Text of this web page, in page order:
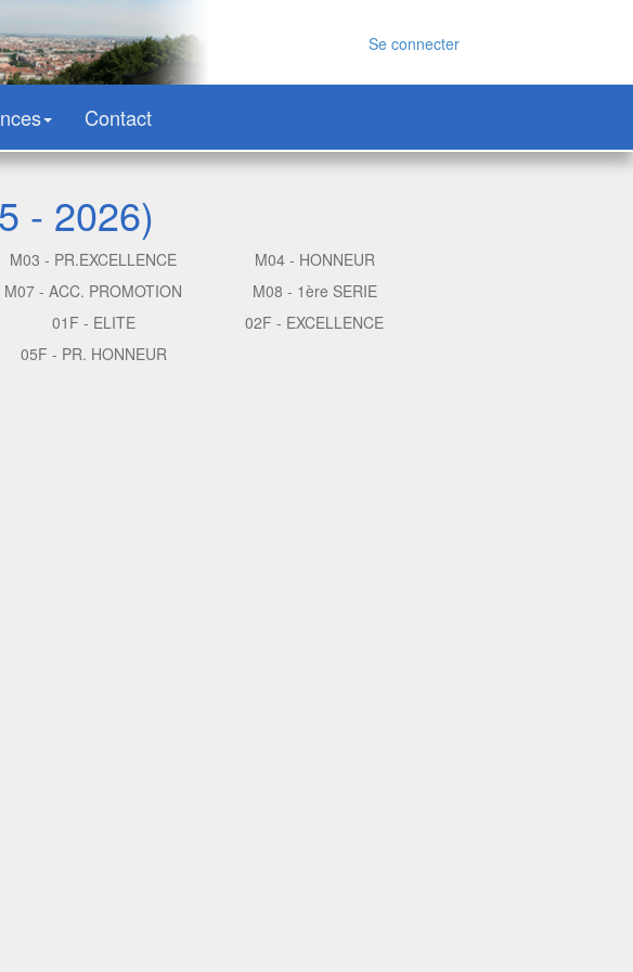
Se connecter
Contact
- 2026)
M03 - PR.EXCELLENCE
M04 - HONNEUR
M07 - ACC. PROMOTION
M08 - 1ère SERIE
01F - ELITE
02F - EXCELLENCE
05F - PR. HONNEUR